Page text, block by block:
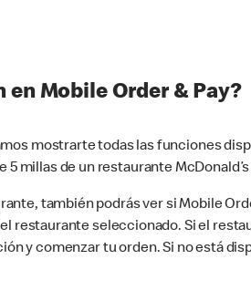
Mobile Order & Pay?
mostrarte todas las funciones
5 millas de un restaurante
también podrás ver si Mobile
restaurante seleccionado. Si el
y comenzar tu orden. Si no está